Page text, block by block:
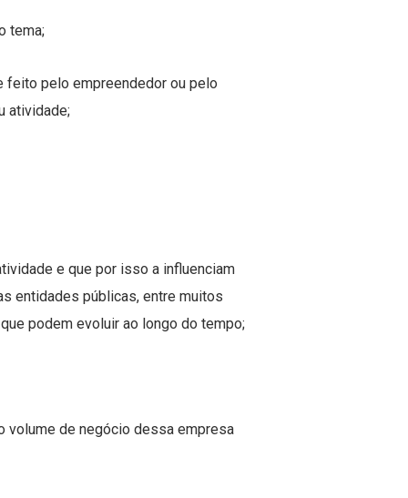
tema;
feito pelo empreendedor ou pelo
atividade;
e que por isso a influenciam
entidades públicas, entre muitos
podem evoluir ao longo do tempo;
volume de negócio dessa empresa